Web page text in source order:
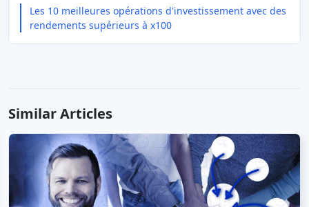
Les 10 meilleures opérations d'investissement avec des
rendements supérieurs à x100
Similar Articles